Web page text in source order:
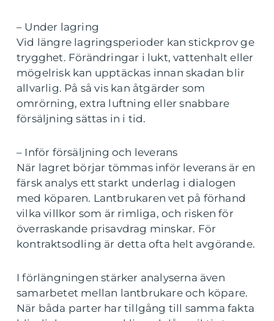
– Under lagring
Vid längre lagringsperioder kan stickprov ge
trygghet. Förändringar i lukt, vattenhalt eller
mögelrisk kan upptäckas innan skadan blir
allvarlig. På så vis kan åtgärder som
omrörning, extra luftning eller snabbare
försäljning sättas in i tid.
– Inför försäljning och leverans
När lagret börjar tömmas inför leverans är en
färsk analys ett starkt underlag i dialogen
med köparen. Lantbrukaren vet på förhand
vilka villkor som är rimliga, och risken för
överraskande prisavdrag minskar. För
kontraktsodling är detta ofta helt avgörande.
I förlängningen stärker analyserna även
samarbetet mellan lantbrukare och köpare.
När båda parter har tillgång till samma fakta